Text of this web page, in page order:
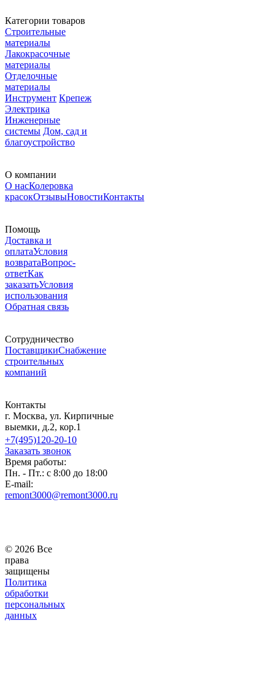
Категории товаров
Строительные
материалы
Лакокрасочные
материалы
Отделочные
материалы
Инструмент Крепеж
Электрика
Инженерные
системы Дом, сад и
благоустройство
О компании
О насКолеровка
красокОтзывыНовостиКонтакты
Помощь
Доставка и
оплатаУсловия
возвратаВопрос-
ответКак
заказатьУсловия
использования
Обратная связь
Сотрудничество
ПоставщикиСнабжение
строительных
компаний
Контакты
г. Москва, ул. Кирпичные
выемки, д.2, кор.1
+7(495)120-20-10
Заказать звонок
Время работы:
Пн. - Пт.: с 8:00 до 18:00
E-mail:
remont3000@remont3000.ru
© 2026 Все
права
защищены
Политика
обработки
персональных
данных